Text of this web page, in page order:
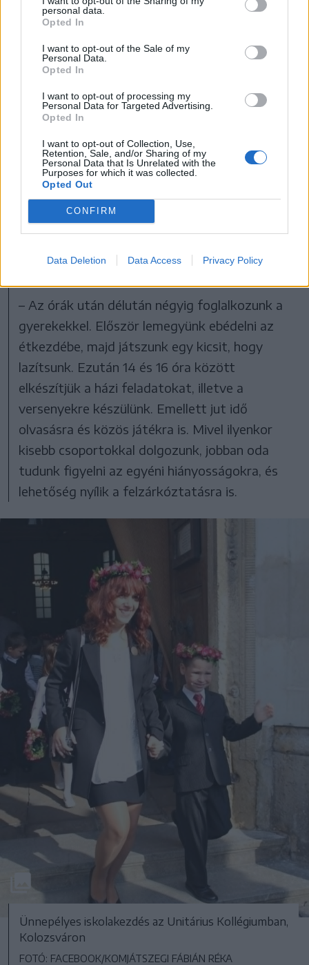
personal data.
Opted In
I want to opt-out of the Sale of my
Personal Data.
Opted In
I want to opt-out of processing my
Personal Data for Targeted Advertising.
Opted In
I want to opt-out of Collection, Use,
Retention, Sale, and/or Sharing of my
Personal Data that Is Unrelated with the
Purposes for which it was collected.
Opted Out
CONFIRM
Data Deletion Data Access Privacy Policy
keretében, magániskolaként működik, és éppen
tanítót keresnek. Jelentkeztem a
versenyvizsgára, bár ennek ára volt: le kellett
Nehéz döntés volt, de vállaltam. Így lettem
2006 szeptemberétől a kollégium tanítója. Két
év múlva az elemi tagozat is állami lett, újra
versenyvizsgáztam, és visszanyertem a
címzetességemet. Jelenleg első osztályom van,
ez már a kilencedik generációm.
foglalkozások?
– Az órák után délután négyig foglalkozunk a
gyerekekkel. Először lemegyünk ebédelni az
étkezdébe, majd játszunk egy kicsit, hogy
lazítsunk. Ezután 14 és 16 óra között
elkészítjük a házi feladatokat, illetve a
versenyekre készülünk. Emellett jut idő
olvasásra és közös játékra is. Mivel ilyenkor
kisebb csoportokkal dolgozunk, jobban oda
tudunk figyelni az egyéni hiányosságokra, és
lehetőség nyílik a felzárkóztatásra is.
Ünnepélyes iskolakezdés az Unitárius Kollégiumban,
Kolozsváron
FOTÓ: FACEBOOK/KOMJÁTSZEGI FÁBIÁN RÉKA